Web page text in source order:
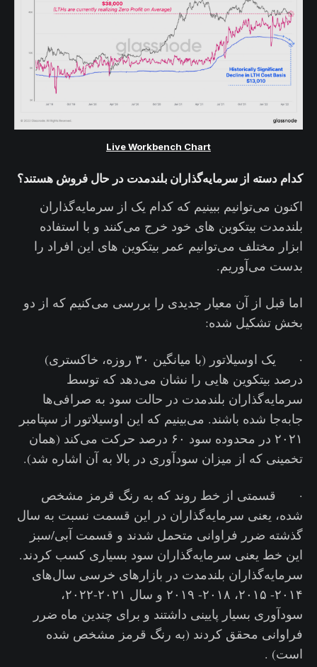
Live Workbench Chart
کدام دسته از سرمایه‌گذاران بلندمدت در حال فروش هستند؟
اکنون می‌توانیم ببینیم که کدام یک از سرمایه‌گذاران
بلندمدت بیتکوین های خود خرج می‌کنند و با استفاده
ابزار مختلف می‌توانیم عمر بیتکوین های این افراد را
بدست می‌آوریم.
اما قبل از آن معیار جدیدی را بررسی می‌کنیم که از دو
بخش تشکیل شده:
· یک اوسیلاتور (با میانگین ۳۰ روزه، خاکستری)
درصد بیتکوین هایی را نشان می‌دهد که توسط
سرمایه‌گذاران بلندمدت در حالت سود به صرافی‌ها
جابه‌جا شده باشند‌. می‌بینیم که این اوسیلاتور از سپتامبر
۲۰۲۱ در محدوده سود ۶۰ درصد حرکت می‌کند (همان
تخمینی که از میزان سودآوری در بالا به آن اشاره شد).
· قسمتی از خط روند که به رنگ قرمز مشخص
شده، یعنی سرمایه‌گذاران در این قسمت نسبت به سال
گذشته ضرر فراوانی متحمل شدند و قسمت آبی/سبز
این خط یعنی سرمایه‌گذاران سود بسیاری کسب کردند.
سرمایه‌گذاران بلندمدت در بازارهای خرسی سال‌های
۲۰۱۴- ۲۰۱۵، ۲۰۱۸- ۲۰۱۹ و سال ۲۰۲۱-۲۰۲۲،
سودآوری بسیار پایینی داشتند و برای چندین ماه ضرر
فراوانی محقق کردند (به رنگ قرمز مشخص شده
است) ‌.